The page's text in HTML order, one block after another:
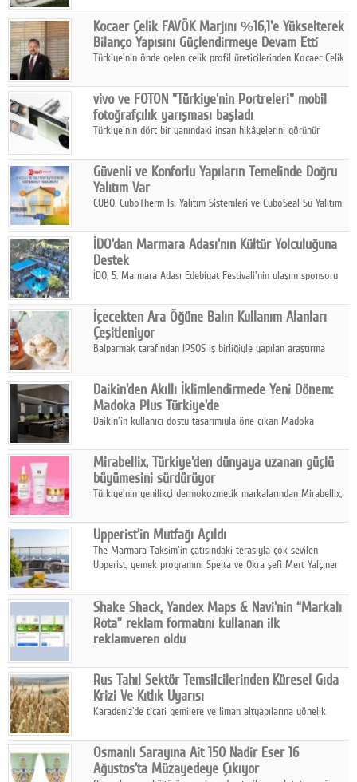
hasılatıyla Türkiye'nin en büyük 83. firması oldu.
Kocaer Çelik FAVÖK Marjını %16,1'e Yükselterek
Bilanço Yapısını Güçlendirmeye Devam Etti
Türkiye'nin önde gelen çelik profil üreticilerinden Kocaer Çelik
Çelik FAVÖK Marjını %16,1'e yükseltti.
vivo ve FOTON "Türkiye'nin Portreleri" mobil
fotoğrafçılık yarışması başladı
Türkiye'nin dört bir yanındaki insan hikâyelerini görünür
insanını, kültürünü ve yaşamını portre fotoğraflarıyla
anlatmaya davet ediyor.
Güvenli ve Konforlu Yapıların Temelinde Doğru
Yalıtım Var
CUBO, CuboTherm Isı Yalıtım Sistemleri ve CuboSeal Su Yalıtım
ve sürdürülebilir çözümler sunuyor.
İDO'dan Marmara Adası'nın Kültür Yolculuğuna
Destek
İDO, 5. Marmara Adası Edebiyat Festivali'nin ulaşım sponsoru
ettiriyor.
İçecekten Ara Öğüne Balın Kullanım Alanları
Çeşitleniyor
Balparmak tarafından IPSOS iş birliğiyle yapılan araştırma
ıhlamur gibi içeceklerde tercih ettiğini ortaya koyuyor.
Daikin'den Akıllı İklimlendirmede Yeni Dönem:
Madoka Plus Türkiye'de
Daikin'in kullanıcı dostu tasarımıyla öne çıkan Madoka
kontrol ünitesi Madoka Plus Türkiye'de satışa sunuldu.
Mirabellix, Türkiye'den dünyaya uzanan güçlü
büyümesini sürdürüyor
Türkiye'nin yenilikçi dermokozmetik markalarından Mirabellix,
ürünleriyle hem yurt içinde hem de uluslararası pazarlarda
büyümesini sürdürüyor.
Upperist'in Mutfağı Açıldı
The Marmara Taksim'in çatısındaki terasıyla çok sevilen
Upperist, yemek programını Spelta ve Okra şefi Mert Yalçıner
Shake Shack, Yandex Maps & Navi'nin “Markalı
Rota” reklam formatını kullanan ilk
reklamveren oldu
artırmak amacıyla Cereyan Medya ve Yandex Ads iş birliğiyle
Yandex Maps & Navi'nin yeni "Markalı Rota" reklam formatını
kullanan ilk marka oldu.
Rus Tahıl Sektör Temsilcilerinden Küresel Gıda
Krizi Ve Kıtlık Uyarısı
Karadeniz'de ticari gemilere ve liman altyapılarına yönelik
geçirdi.
Osmanlı Sarayına Ait 150 Nadir Eser 16
Ağustos'ta Müzayedeye Çıkıyor